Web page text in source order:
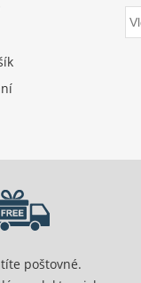
poštovné.